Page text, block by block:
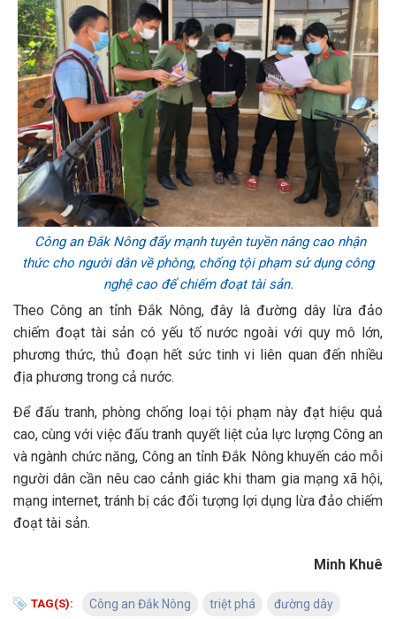
Công an Đắk Nông đẩy mạnh tuyên tuyền nâng cao nhận
thức cho người dân về phòng, chống tội phạm sử dụng công
nghệ cao để chiếm đoạt tài sản.
Theo Công an tỉnh Đắk Nông, đây là đường dây lừa đảo
chiếm đoạt tài sản có yếu tố nước ngoài với quy mô lớn,
phương thức, thủ đoạn hết sức tinh vi liên quan đến nhiều
địa phương trong cả nước.
Để đấu tranh, phòng chống loại tội phạm này đạt hiệu quả
cao, cùng với việc đấu tranh quyết liệt của lực lượng Công an
và ngành chức năng, Công an tỉnh Đắk Nông khuyến cáo mỗi
người dân cần nêu cao cảnh giác khi tham gia mạng xã hội,
mạng internet, tránh bị các đối tượng lợi dụng lừa đảo chiếm
đoạt tài sản.
Minh Khuê
TAG(S): Công an Đắk Nông triệt phá đường dây